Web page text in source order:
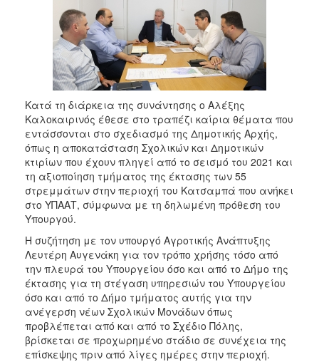
ΠΟΛΙΤΙΣΜΟΣ
ΑΝΘΕΚΤΙΚΗ
ΠΟΛΗ
Κατά τη διάρκεια της συνάντησης ο Αλέξης
Καλοκαιρινός έθεσε στο τραπέζι καίρια θέματα που
εντάσσονται στο σχεδιασμό της Δημοτικής Αρχής,
όπως η αποκατάσταση Σχολικών και Δημοτικών
κτιρίων που έχουν πληγεί από το σεισμό του 2021 και
τη αξιοποίηση τμήματος της έκτασης των 55
στρεμμάτων στην περιοχή του Κατσαμπά που ανήκει
στο ΥΠΑΑΤ, σύμφωνα με τη δηλωμένη πρόθεση του
Υπουργού.
Η συζήτηση με τον υπουργό Αγροτικής Ανάπτυξης
Λευτέρη Αυγενάκη για τον τρόπο χρήσης τόσο από
την πλευρά του Υπουργείου όσο και από το Δήμο της
έκτασης για τη στέγαση υπηρεσιών του Υπουργείου
όσο και από το Δήμο τμήματος αυτής για την
ανέγερση νέων Σχολικών Μονάδων όπως
προβλέπεται από και από το Σχέδιο Πόλης,
βρίσκεται σε προχωρημένο στάδιο σε συνέχεια της
επίσκεψης πριν από λίγες ημέρες στην περιοχή.